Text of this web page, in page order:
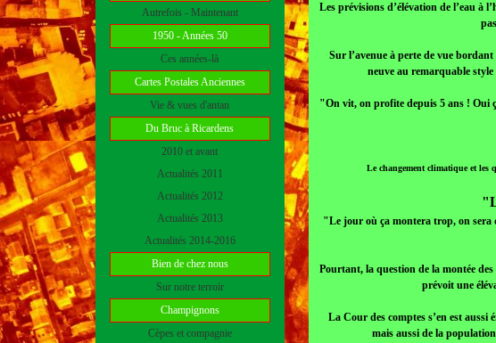
Autrefois - Maintenant
1950 - Années 50
Ces années-là
Cartes Postales Anciennes
Vie & vues d'antan
Du Bruc à Ricardens
2010 et avant
Actualités 2011
Actualités 2012
Actualités 2013
Actualités 2014-2016
Bien de chez nous
Sur notre terroir
Champignons
Cèpes et compagnie
Les prévisions d’élévation de l’eau à
Sur l’avenue à perte de vue
neuve au remarquable
"On vit, on profite depuis 5 ans ! Oui
Le changement climatique et
"Le jour où ça montera trop, on sera
Pourtant, la question de la montée
prévoit une
La Cour des comptes s’en est
mais aussi de la